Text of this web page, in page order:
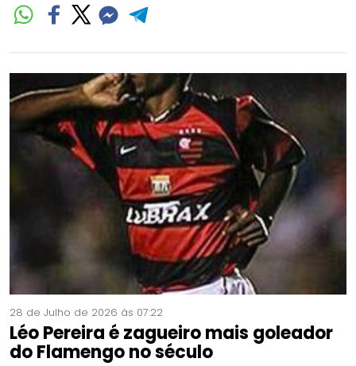
28 de Julho de 2026 às 07:22
Léo Pereira é zagueiro mais goleador
do Flamengo no século